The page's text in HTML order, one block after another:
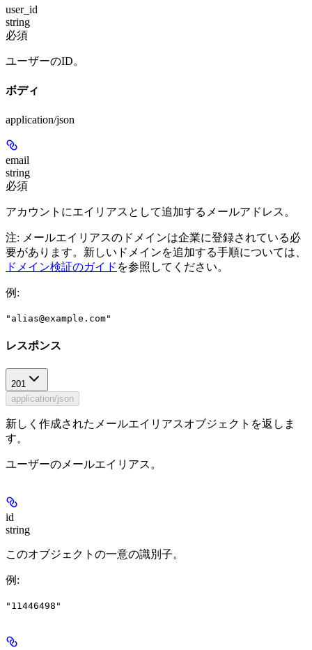
user_id
string
必須
ユーザーのID。
ボディ
application/json
email
string
必須
アカウントにエイリアスとして追加するメールアドレス。
注: メールエイリアスのドメインは企業に登録されている必
要があります。新しいドメインを追加する手順については、
ドメイン検証のガイド を参照してください。
例 :
"alias@example.com"
レスポンス
201
application/json
新しく作成されたメールエイリアスオブジェクトを返しま
す。
ユーザーのメールエイリアス。
id
string
このオブジェクトの一意の識別子。
例 :
"11446498"